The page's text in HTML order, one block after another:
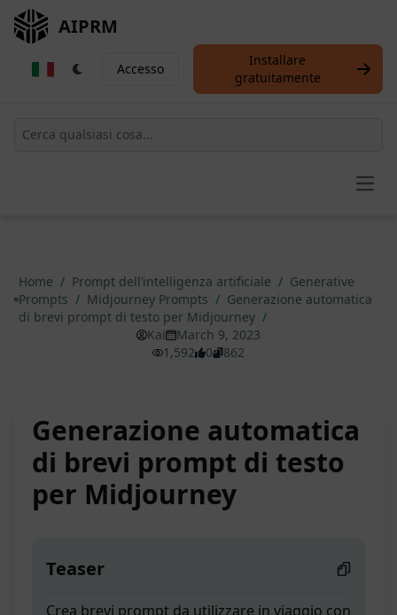
AIPRM
Accesso
Installare
gratuitamente
Home / Prompt dell’intelligenza artificiale / Generative
Prompts / Midjourney Prompts / Generazione automatica
di brevi prompt di testo per Midjourney /
Kai
March 9, 2023
1,592
0 862
Generazione automatica
di brevi prompt di testo
per Midjourney
Teaser
Crea brevi prompt da utilizzare in viaggio con